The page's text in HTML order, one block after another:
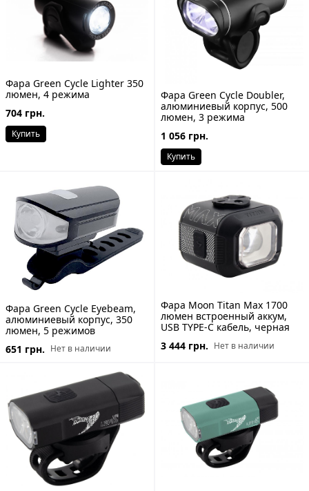
Фара Green Cycle Lighter 350
люмен, 4 режима
704 грн.
Купить
Фара Green Cycle Doubler,
алюминиевый корпус, 500
люмен, 3 режима
1 056 грн.
Купить
Фара Green Cycle Eyebeam,
алюминиевый корпус, 350
люмен, 5 режимов
651 грн. Нет в наличии
Фара Moon Titan Max 1700
люмен встроенный аккум,
USB TYPE-C кабель, черная
3 444 грн. Нет в наличии